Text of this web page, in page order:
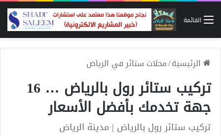
القائمة
الرئيسية/محلات ستائر في الرياض
تركيب ستائر رول بالرياض … 16
جهة تخدمك بأفضل الأسعار
تركيب ستائر رول بالرياض | مدينة الرياض